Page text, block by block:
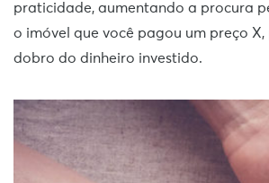
praticidade, aumentando a procura
o imóvel que você pagou um preço X,
dobro do dinheiro investido.